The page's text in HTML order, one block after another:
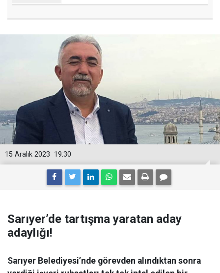
19:30
15 Aralık 2023
Sarıyer’de tartışma yaratan aday
adaylığı!
Sarıyer Belediyesi’nde görevden alındıktan sonra